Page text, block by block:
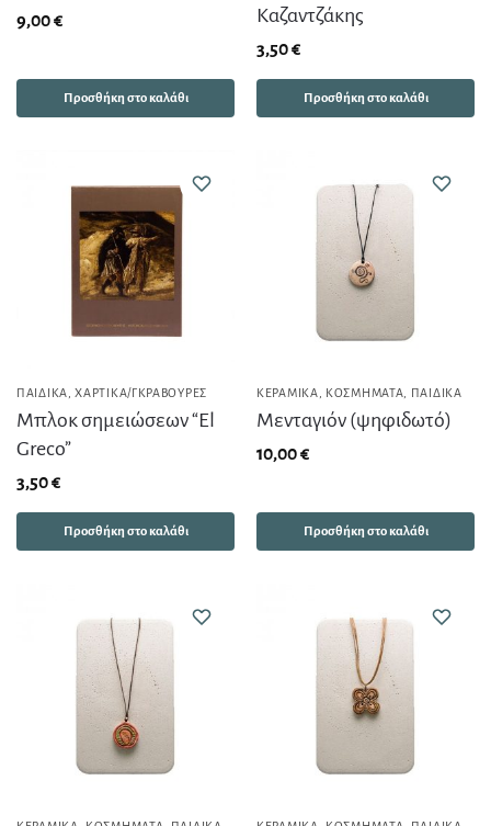
9,00€
Προσθήκη στο καλάθι
Καζαντζάκης
3,50€
Προσθήκη στο καλάθι
ΠΑΙΔΙΚΆ ,ΧΑΡΤΙΚΆ/ΓΚΡΑΒΟΎΡΕΣ
Μπλοκ σημειώσεων “El
Greco”
3,50€
Προσθήκη στο καλάθι
ΚΕΡΑΜΙΚΆ ΚΟΣΜΉΜΑΤΑ ΠΑΙΔΙΚΆ
Μενταγιόν (ψηφιδωτό)
10,00€
Προσθήκη στο καλάθι